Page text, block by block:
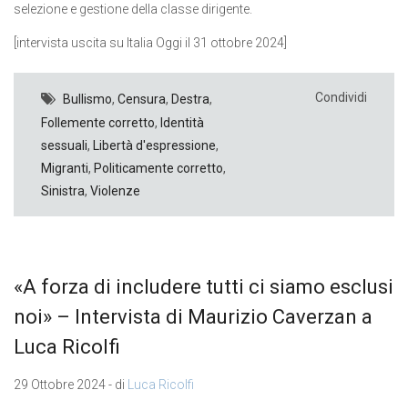
selezione e gestione della classe dirigente.
[intervista uscita su Italia Oggi il 31 ottobre 2024]
Bullismo, Censura, Destra,
Follemente corretto, Identità
sessuali, Libertà d'espressione,
Migranti, Politicamente corretto,
Sinistra, Violenze
Condividi
«A forza di includere tutti ci siamo esclusi
noi» – Intervista di Maurizio Caverzan a
Luca Ricolfi
29 Ottobre 2024 - di Luca Ricolfi